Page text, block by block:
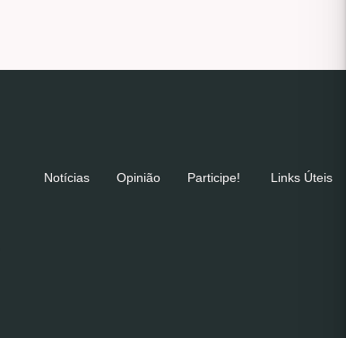
Notícias Opinião Participe! Links Úteis